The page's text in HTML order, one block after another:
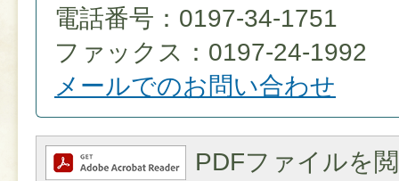
電話番号：0197-34-1751
ファックス：0197-24-1992
メールでのお問い合わせ
PDFファイルを